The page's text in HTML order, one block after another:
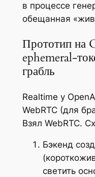
в процессе
обещанная
Прототип на
ephemeral-
грабль
Realtime у
WebRTC (для
Взял WebRTC.
Бэкенд
светить